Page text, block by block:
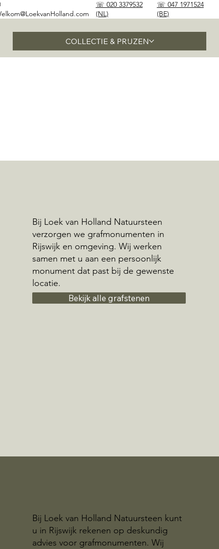
COLLECTIE & PRIJZEN
☏ 020 3379532
(NL)
☏ 047 1971524
(BE)
Bij Loek van Holland Natuursteen
verzorgen we grafmonumenten in
Rijswijk en omgeving. Wij werken
samen met u aan een persoonlijk
monument dat past bij de gewenste
locatie.
Bekijk alle grafstenen
Bij Loek van Holland Natuursteen kunt
u in Rijswijk rekenen op deskundig
advies voor grafmonumenten. Wij